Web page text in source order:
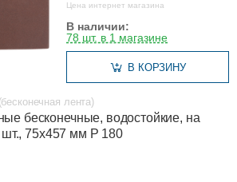
Цена интернет магазина
В наличии:
78 шт. в 1 магазине
В КОРЗИНУ
лента)
бесконечные, водостойкие, на
шт., 75х457 мм Р 180